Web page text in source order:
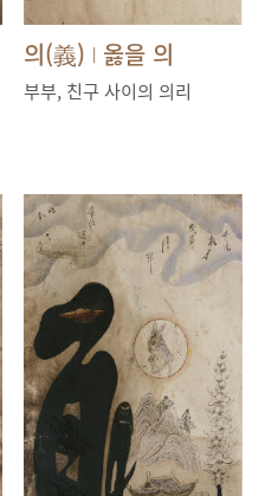
의(義) | 옳을 의
부부, 친구 사이의 의리